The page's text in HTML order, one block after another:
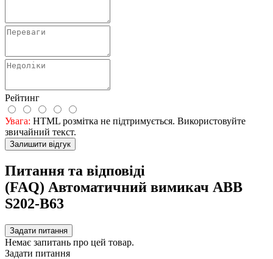
Рейтинг
Увага: HTML розмітка не підтримується. Використовуйте
звичайний текст.
Залишити відгук
Питання та відповіді
(FAQ) Автоматичний вимикач ABB
S202-B63
Задати питання
Немає запитань про цей товар.
Задати питання